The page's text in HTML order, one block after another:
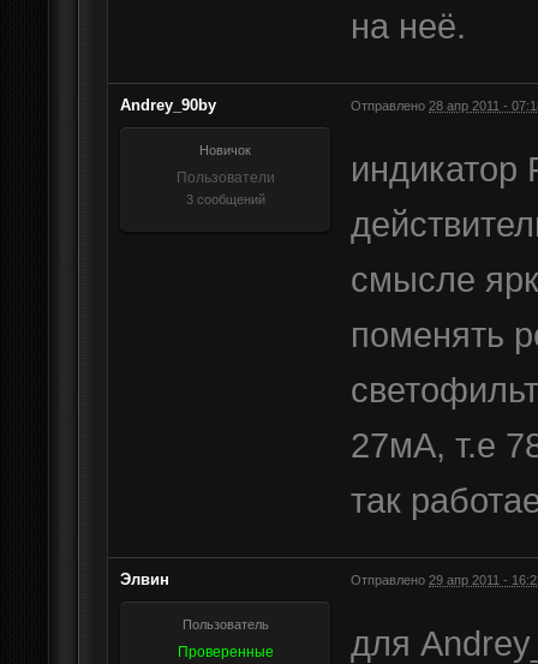
на неё.
Andrey_90by Отправлено 28 апр 2011 -
Новичок
Пользователи
3 сообщений
индикатор
смысле
поменять
27мА, т.е
так
Элвин Отправлено 29 апр 2011 -
Пользователь
Проверенные
для